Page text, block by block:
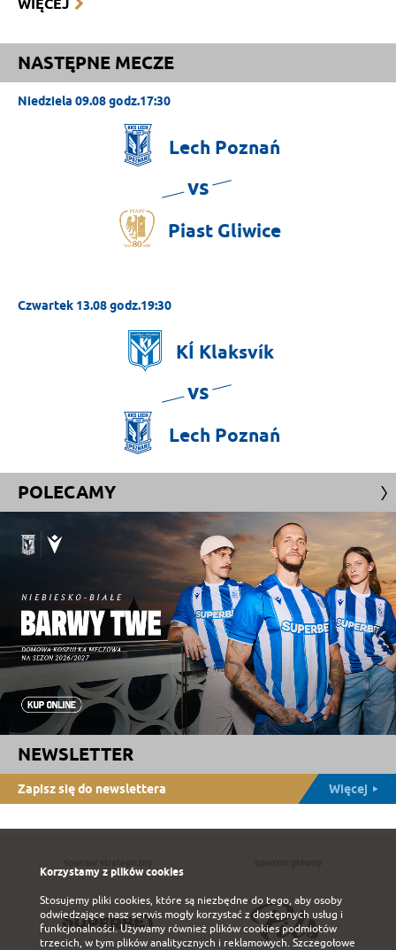
WIĘCEJ
NASTĘPNE MECZE
Niedziela 09.08 godz.17:30
Lech Poznań
vs
Piast Gliwice
Czwartek 13.08 godz.19:30
KÍ Klaksvík
vs
Lech Poznań
POLECAMY
NEWSLETTER
Zapisz się do newslettera Więcej
Korzystamy z plików cookies
Stosujemy pliki cookies, które są niezbędne do tego, aby osoby
odwiedzające nasz serwis mogły korzystać z dostępnych usług i
funkcjonalności. Używamy również plików cookies podmiotów
trzecich, w tym plików analitycznych i reklamowych. Szczegołowe